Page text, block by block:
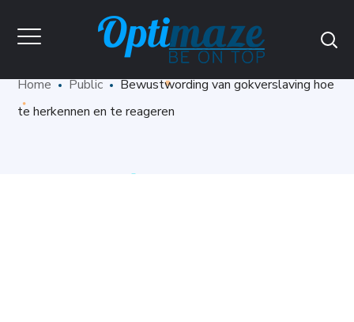
Blog
Home Public
Bewustwording van gokverslaving hoe
te herkennen en te reageren